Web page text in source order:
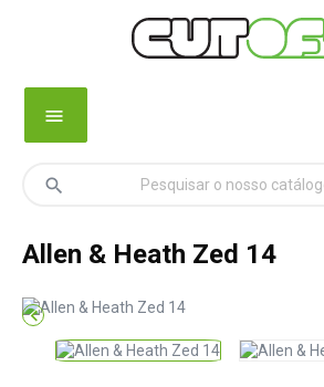
menu
search
Allen & Heath Zed 14
